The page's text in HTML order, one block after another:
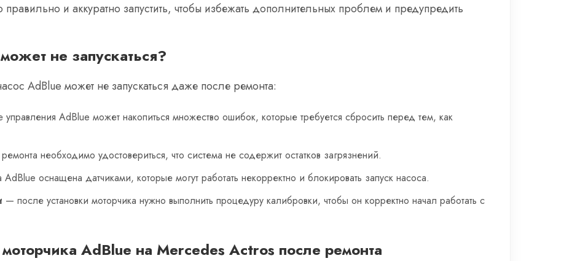
и аккуратно запустить, чтобы избежать дополнительных проблем и предупредить
не запускаться?
AdBlue может не запускаться даже после ремонта:
AdBlue может накопиться множество ошибок, которые требуется сбросить перед тем, как
необходимо удостовериться, что система не содержит остатков загрязнений.
оснащена датчиками, которые могут работать некорректно и блокировать запуск насоса.
— после установки моторчика нужно выполнить процедуру калибровки, чтобы он корректно начал работать с
AdBlue на Mercedes Actros после ремонта